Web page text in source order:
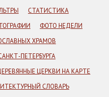
СТАТИСТИКА
ФОТО НЕДЕЛИ
ХРАМОВ
ПЕТЕРБУРГА
ЦЕРКВИ НА КАРТЕ
СЛОВАРЬ